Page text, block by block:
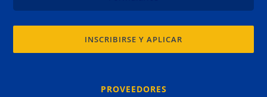
INSCRIBIRSE Y APLICAR
PROVEEDORES